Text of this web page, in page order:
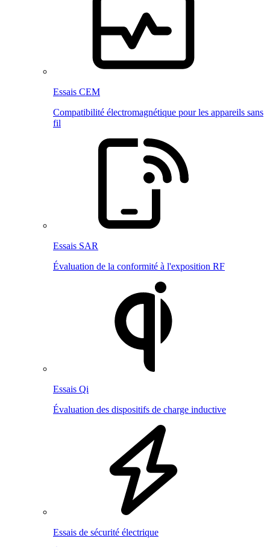
Essais CEM
Compatibilité électromagnétique pour les appareils sans
fil
Essais SAR
Évaluation de la conformité à l'exposition RF
Essais Qi
Évaluation des dispositifs de charge inductive
Essais de sécurité électrique